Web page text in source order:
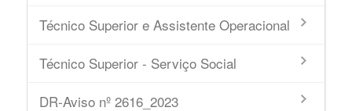
Técnico Superior e Assistente Operacional
Técnico Superior - Serviço Social
DR-Aviso nº 2616_2023